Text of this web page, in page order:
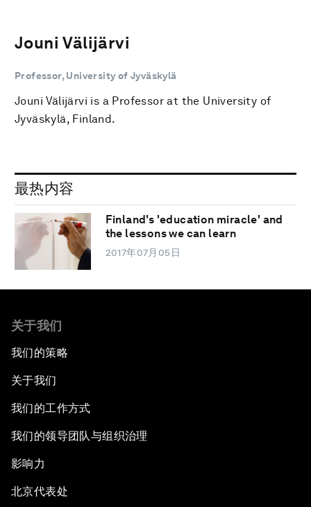
Jouni Välijärvi
Professor, University of Jyväskylä
Jouni Välijärvi is a Professor at the University of
Jyväskylä, Finland.
最热内容
Finland's 'education miracle' and
the lessons we can learn
2017年07月05日
关于我们
我们的策略
关于我们
我们的工作方式
我们的领导团队与组织治理
影响力
北京代表处